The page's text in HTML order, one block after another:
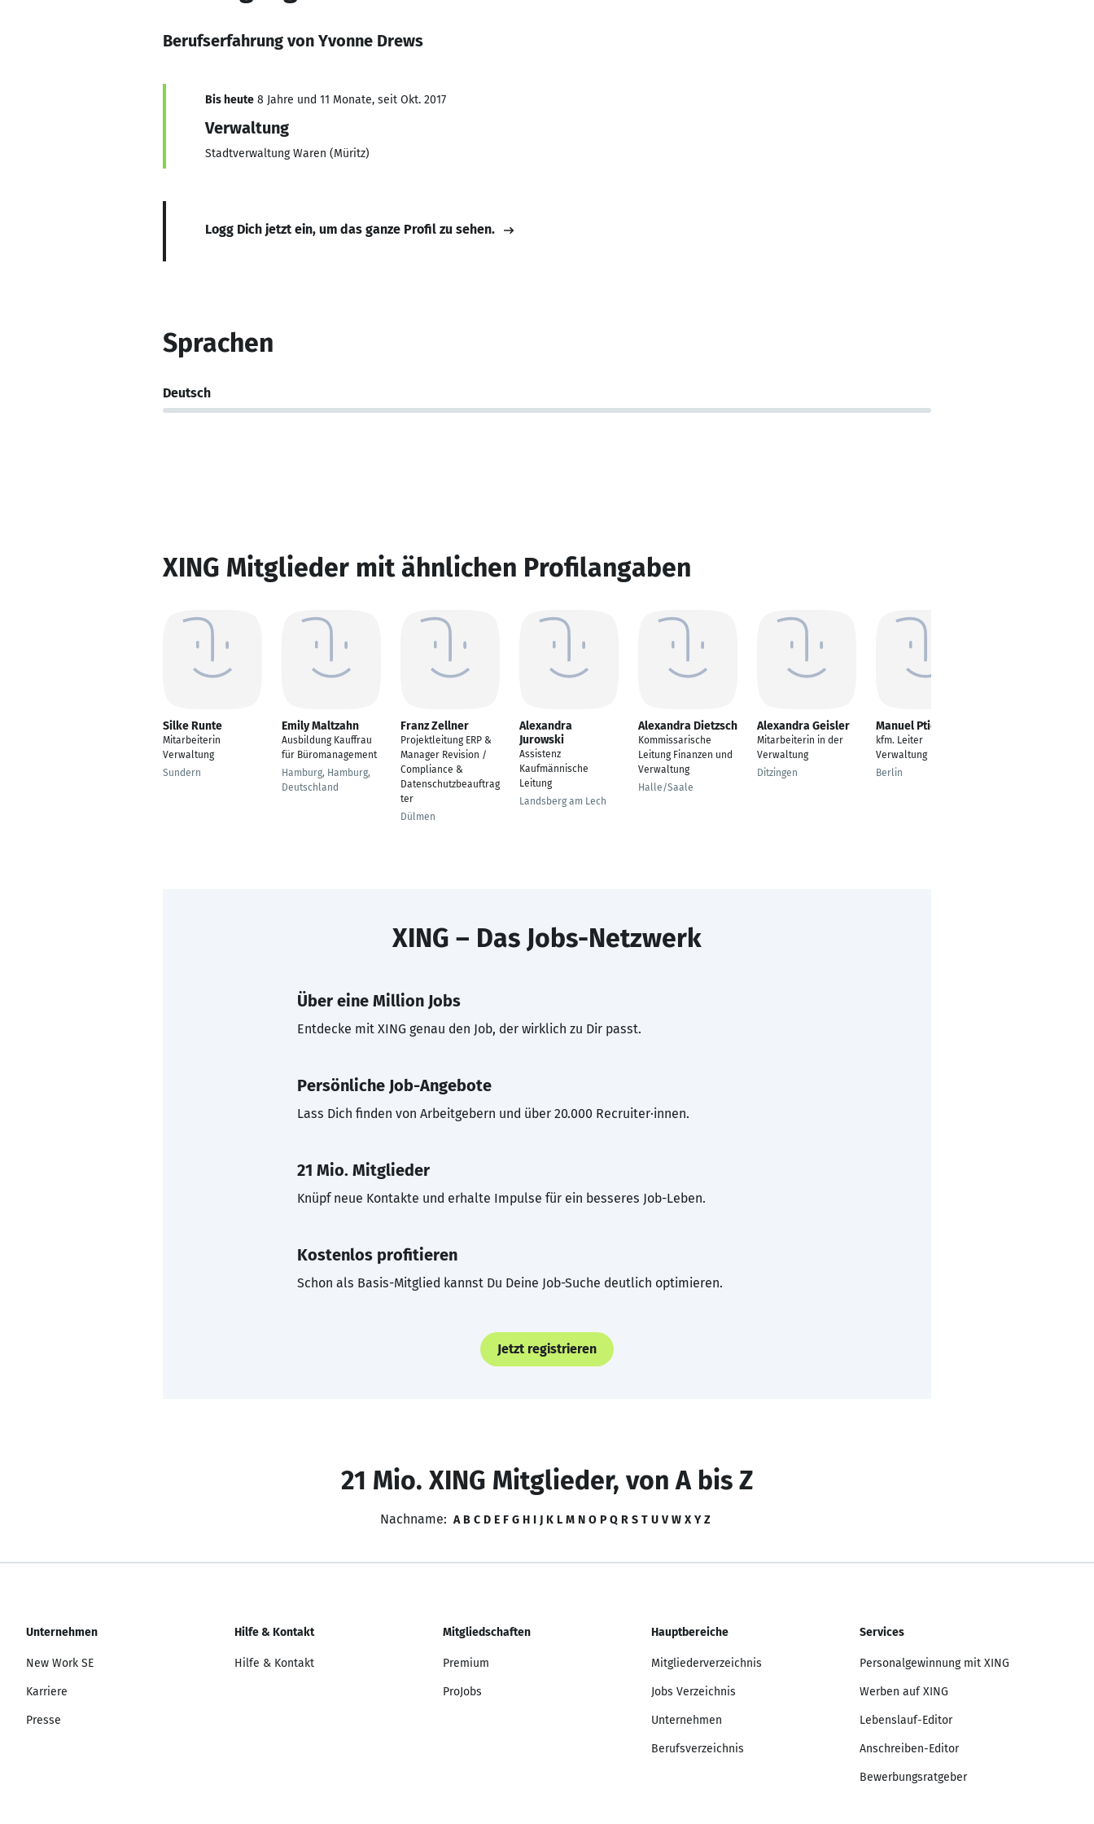
Berufserfahrung von Yvonne Drews
Bis heute 8 Jahre und 11 Monate, seit Okt. 2017
Verwaltung
Stadtverwaltung Waren (Müritz)
Logg Dich jetzt ein, um das ganze Profil zu sehen.
Sprachen
Deutsch
XING Mitglieder mit ähnlichen Profilangaben
Silke Runte
Mitarbeiterin
Verwaltung
Sundern
Emily Maltzahn
Ausbildung Kauffrau
für Büromanagement
Hamburg, Hamburg,
Deutschland
Franz Zellner
Projektleitung ERP &
Manager Revision /
Compliance &
Datenschutzbeauftrag
ter
Dülmen
Alexandra
Jurowski
Assistenz
Kaufmännische
Leitung
Landsberg am Lech
Alexandra Dietzsch
Kommissarische
Leitung Finanzen und
Verwaltung
Halle/Saale
Alexandra Geisler
Mitarbeiterin in der
Verwaltung
Ditzingen
Manuel Pticek
kfm. Leiter
Verwaltung
Berlin
XING – Das Jobs-Netzwerk
Über eine Million Jobs
Entdecke mit XING genau den Job, der wirklich zu Dir passt.
Persönliche Job-Angebote
Lass Dich finden von Arbeitgebern und über 20.000 Recruiter·innen.
21 Mio. Mitglieder
Knüpf neue Kontakte und erhalte Impulse für ein besseres Job-Leben.
Kostenlos profitieren
Schon als Basis-Mitglied kannst Du Deine Job-Suche deutlich optimieren.
Jetzt registrieren
21 Mio. XING Mitglieder, von A bis Z
Nachname: A B C D E F G H I J K L M N O P Q R S T U V W X Y Z
Unternehmen
New Work SE
Karriere
Presse
Hilfe & Kontakt
Hilfe & Kontakt
Mitgliedschaften
Premium
ProJobs
Hauptbereiche
Mitgliederverzeichnis
Jobs Verzeichnis
Unternehmen
Berufsverzeichnis
Services
Personalgewinnung mit XING
Werben auf XING
Lebenslauf-Editor
Anschreiben-Editor
Bewerbungsratgeber